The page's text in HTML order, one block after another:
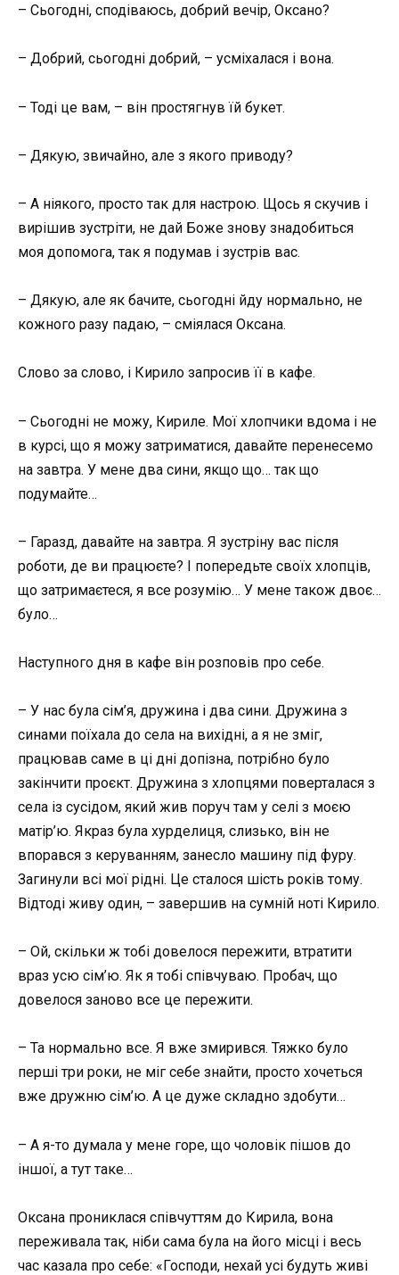
– Сьогодні, сподіваюсь, добрий вечір, Оксано?
– Добрий, сьогодні добрий, – усміхалася і вона.
– Тоді це вам, – він простягнув їй букет.
– Дякую, звичайно, але з якого приводу?
– А ніякого, просто так для настрою. Щось я скучив і
вирішив зустріти, не дай Боже знову знадобиться
моя допомога, так я подумав і зустрів вас.
– Дякую, але як бачите, сьогодні йду нормально, не
кожного разу падаю, – сміялася Оксана.
Слово за слово, і Кирило запросив її в кафе.
– Сьогодні не можу, Кириле. Мої хлопчики вдома і не
в курсі, що я можу затриматися, давайте перенесемо
на завтра. У мене два сини, якщо що… так що
подумайте…
– Гаразд, давайте на завтра. Я зустріну вас після
роботи, де ви працюєте? І попередьте своїх хлопців,
що затримаєтеся, я все розумію… У мене також двоє…
було…
Наступного дня в кафе він розповів про себе.
– У нас була сім’я, дружина і два сини. Дружина з
синами поїхала до села на вихідні, а я не зміг,
працював саме в ці дні допізна, потрібно було
закінчити проєкт. Дружина з хлопцями поверталася з
села із сусідом, який жив поруч там у селі з моєю
матір’ю. Якраз була хурделиця, слизько, він не
впорався з керуванням, занесло машину під фуру.
Загинули всі мої рідні. Це сталося шість років тому.
Відтоді живу один, – завершив на сумній ноті Кирило.
– Ой, скільки ж тобі довелося пережити, втратити
враз усю сім’ю. Як я тобі співчуваю. Пробач, що
довелося заново все це пережити.
– Та нормально все. Я вже змирився. Тяжко було
перші три роки, не міг себе знайти, просто хочеться
вже дружню сім’ю. А це дуже складно здобути…
– А я-то думала у мене горе, що чоловік пішов до
іншої, а тут таке…
Оксана прониклася співчуттям до Кирила, вона
переживала так, ніби сама була на його місці і весь
час казала про себе: «Господи, нехай усі будуть живі